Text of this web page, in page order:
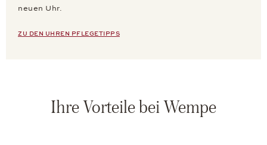
neuen Uhr.
ZU DEN UHREN PFLEGETIPPS
Ihre Vorteile bei Wempe